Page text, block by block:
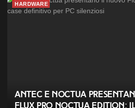
HARDWARE
Antec e Noctua
Flux Pro Noctua Edition: